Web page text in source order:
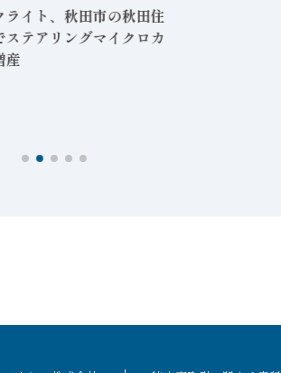
ライト、秋田市の秋田住
ステアリングマイクロカ
産